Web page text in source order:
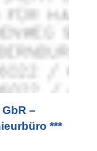
–
***